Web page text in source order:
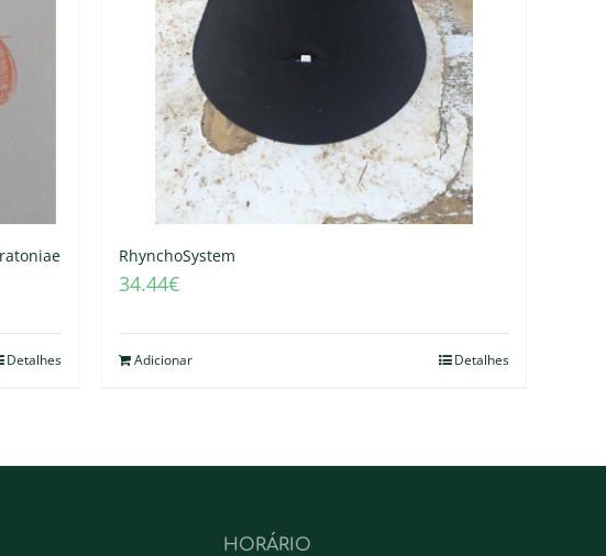
Detalhes
RhynchoSystem
34.44€
Adicionar Detalhes
HORÁRIO